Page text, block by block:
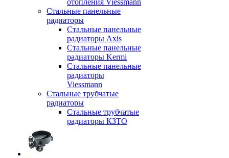
отопления Viessmann
Стальные панельные
радиаторы
Стальные панельные
радиаторы Axis
Стальные панельные
радиаторы Kermi
Стальные панельные
радиаторы
Viessmann
Стальные трубчатые
радиаторы
Стальные трубчатые
радиаторы КЗТО